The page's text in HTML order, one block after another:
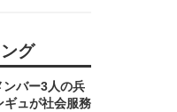
グ
ンバー3人の兵
ュが社会服務